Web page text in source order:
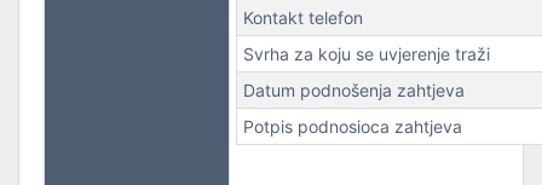
Kontakt telefon
Svrha za koju se uvjerenje traži
Datum podnošenja zahtjeva
Potpis podnosioca zahtjeva